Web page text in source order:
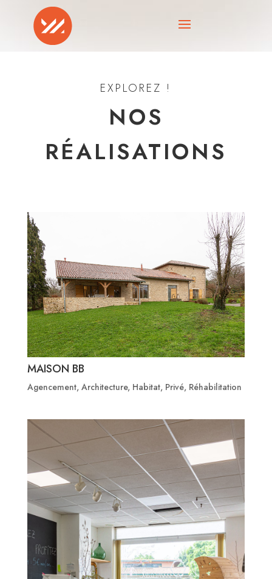
EXPLOREZ !
NOS
RÉALISATIONS
MAISON BB
Agencement, Architecture, Habitat, Privé, Réhabilitation